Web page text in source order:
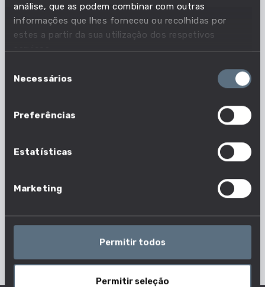
análise, que as podem combinar com outras
informações que lhes forneceu ou recolhidas por
estes a partir da sua utilização dos respetivos
serviços.
deNecessários
Preferências
Estatísticas
Marketing
Permitir todos
Permitir seleção
trabalho e descobre quais as profissões em que
esta competência é essencial.
Nº profissões em que esta competência é